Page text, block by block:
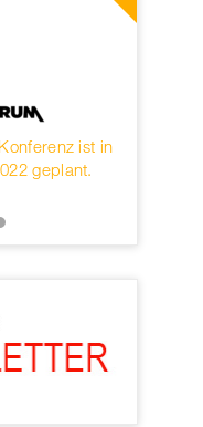
ist in
geplant.